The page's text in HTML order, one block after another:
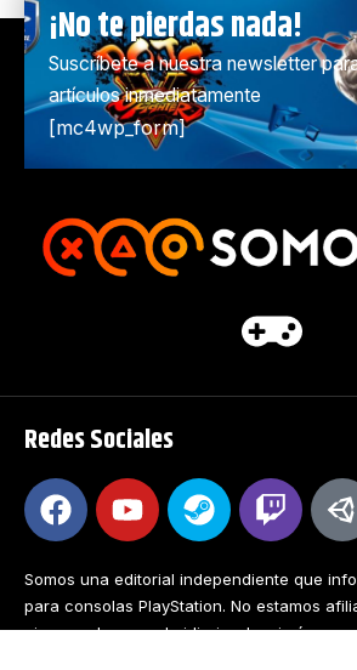
¡No te pierdas nada!
Suscríbete a nuestra newsletter
artículos inmediatamente
[mc4wp_form]
Redes Sociales
Somos una editorial independiente que
para consolas PlayStation. No estamos
ninguna de sus subsidiarias. Las